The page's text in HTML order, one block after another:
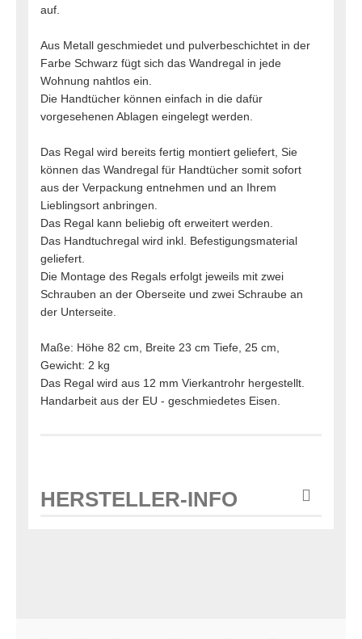
auf.
Aus Metall geschmiedet und pulverbeschichtet in der
Farbe Schwarz fügt sich das Wandregal in jede
Wohnung nahtlos ein.
Die Handtücher können einfach in die dafür
vorgesehenen Ablagen eingelegt werden.
Das Regal wird bereits fertig montiert geliefert, Sie
können das Wandregal für Handtücher somit sofort
aus der Verpackung entnehmen und an Ihrem
Lieblingsort anbringen.
Das Regal kann beliebig oft erweitert werden.
Das Handtuchregal wird inkl. Befestigungsmaterial
geliefert.
Die Montage des Regals erfolgt jeweils mit zwei
Schrauben an der Oberseite und zwei Schraube an
der Unterseite.
Maße: Höhe 82 cm, Breite 23 cm Tiefe, 25 cm,
Gewicht: 2 kg
Das Regal wird aus 12 mm Vierkantrohr hergestellt.
Handarbeit aus der EU - geschmiedetes Eisen.
HERSTELLER-INFO